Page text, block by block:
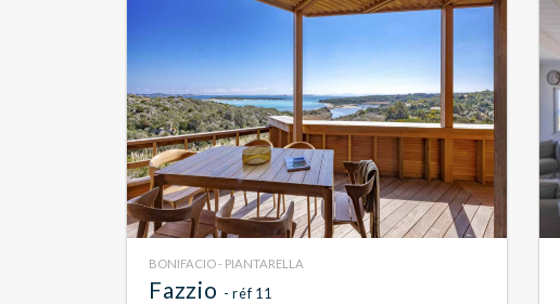
BONIFACIO - PIANTARELLA
Fazzio - réf 11